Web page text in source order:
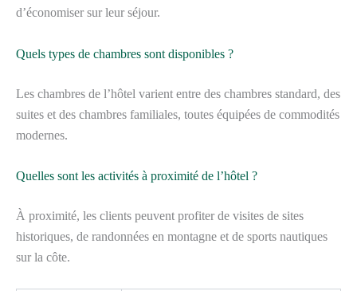
d’économiser sur leur séjour.
Quels types de chambres sont disponibles ?
Les chambres de l’hôtel varient entre des chambres standard, des
suites et des chambres familiales, toutes équipées de commodités
modernes.
Quelles sont les activités à proximité de l’hôtel ?
À proximité, les clients peuvent profiter de visites de sites
historiques, de randonnées en montagne et de sports nautiques
sur la côte.